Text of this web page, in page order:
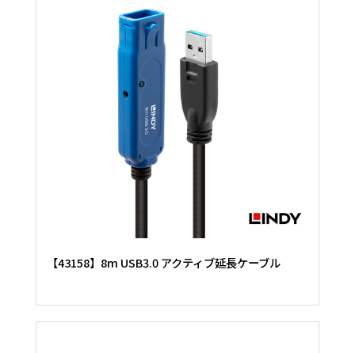
【43158】8m USB3.0 アクティブ延長ケーブル